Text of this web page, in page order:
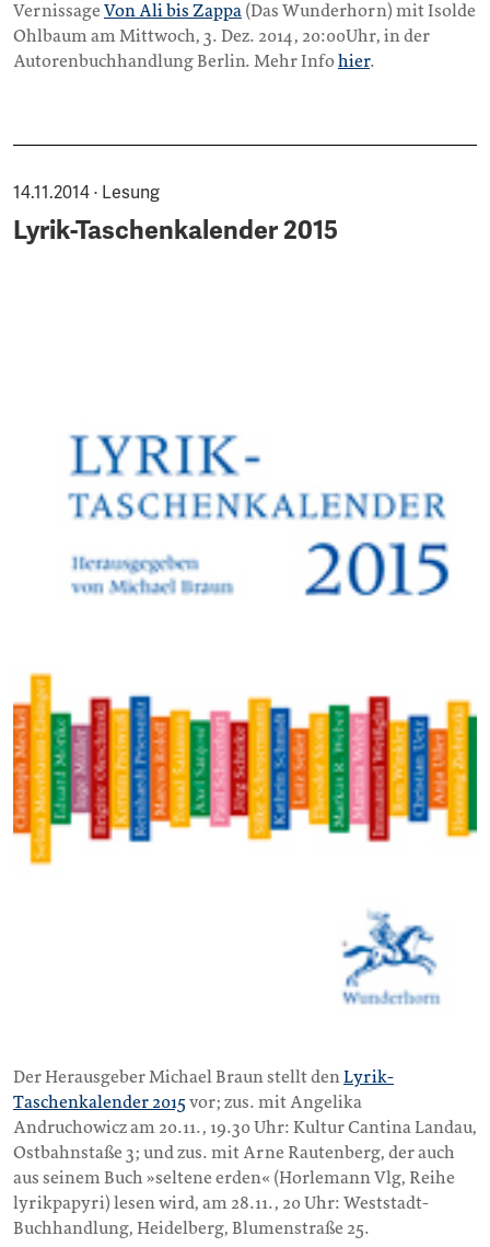
Vernissage Von Ali bis Zappa (Das Wunderhorn) mit Isolde
Ohlbaum am Mittwoch, 3. Dez. 2014, 20:00Uhr, in der
Autorenbuchhandlung Berlin. Mehr Infohier.
14.11.2014 · Lesung
Lyrik-Taschenkalender 2015
Der Herausgeber Michael Braun stellt denLyrik-
Taschenkalender 2015 vor; zus. mit Angelika
Andruchowicz am 20.11., 19.30 Uhr: Kultur Cantina Landau,
Ostbahnstaße 3; und zus. mit Arne Rautenberg, der auch
aus seinem Buch »seltene erden« (Horlemann Vlg, Reihe
lyrikpapyri) lesen wird, am 28.11., 20 Uhr: Weststadt-
Buchhandlung, Heidelberg, Blumenstraße 25.